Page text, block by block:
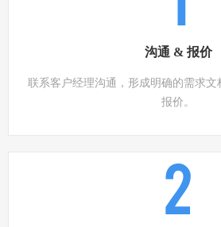
沟通 & 报价
联系客户经理沟通，形成明确的需求
报价。
2